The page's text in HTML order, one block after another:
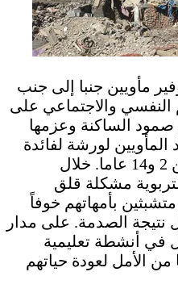
مأويين جنبا إلى جنب
والاجتماعي على
الساكنة وعزمها
لورشة لفائدة
12 طفلا تتراوح أعمارهم بين 2 و14 عاما. خلال
مشكلة قلق
بأمهاتهم خوفاً
نتيجة الصدمة. على مدار
في أنشطة تعليمية
الأمل لعودة حياتهم